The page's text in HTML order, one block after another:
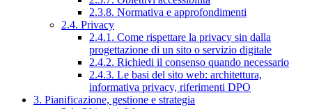
2.3.8. Normativa e approfondimenti
2.4. Privacy
2.4.1. Come rispettare la privacy sin dalla
progettazione di un sito o servizio digitale
2.4.2. Richiedi il consenso quando necessario
2.4.3. Le basi del sito web: architettura,
informativa privacy, riferimenti DPO
3. Pianificazione, gestione e strategia